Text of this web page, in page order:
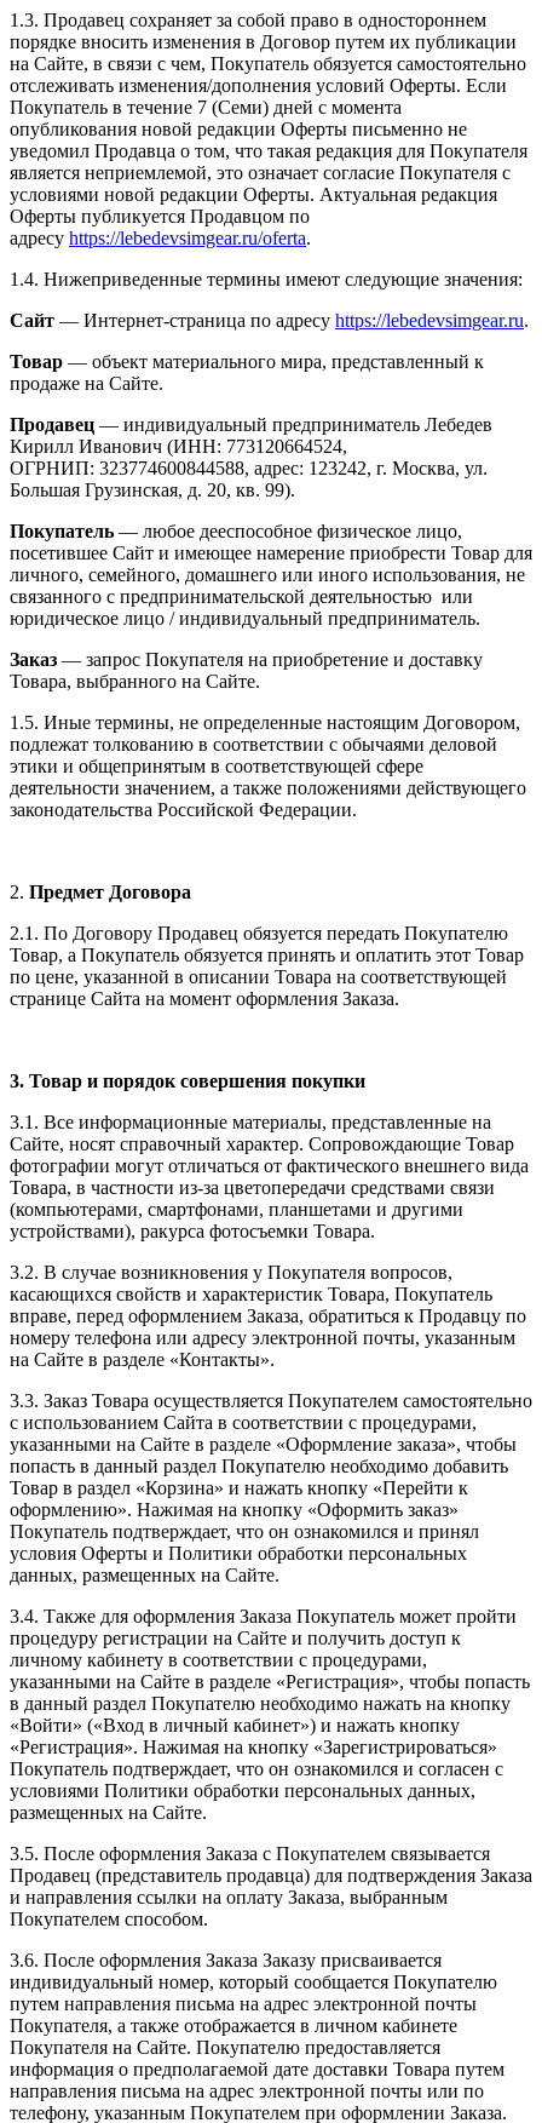
1.3. Продавец сохраняет за собой право в одностороннем
порядке вносить изменения в Договор путем их публикации
на Сайте, в связи с чем, Покупатель обязуется самостоятельно
отслеживать изменения/дополнения условий Оферты. Если
Покупатель в течение 7 (Семи) дней с момента
опубликования новой редакции Оферты письменно не
уведомил Продавца о том, что такая редакция для Покупателя
является неприемлемой, это означает согласие Покупателя с
условиями новой редакции Оферты. Актуальная редакция
Оферты публикуется Продавцом по
адресу https://lebedevsimgear.ru/oferta.
1.4. Нижеприведенные термины имеют следующие значения:
Сайт — Интернет-страница по адресу https://lebedevsimgear.ru.
Товар — объект материального мира, представленный к
продаже на Сайте.
Продавец — индивидуальный предприниматель Лебедев
Кирилл Иванович (ИНН: 773120664524,
ОГРНИП: 323774600844588, адрес: 123242, г. Москва, ул.
Большая Грузинская, д. 20, кв. 99).
Покупатель — любое дееспособное физическое лицо,
посетившее Сайт и имеющее намерение приобрести Товар для
личного, семейного, домашнего или иного использования, не
связанного с предпринимательской деятельностью или
юридическое лицо / индивидуальный предприниматель.
Заказ — запрос Покупателя на приобретение и доставку
Товара, выбранного на Сайте.
1.5. Иные термины, не определенные настоящим Договором,
подлежат толкованию в соответствии с обычаями деловой
этики и общепринятым в соответствующей сфере
деятельности значением, а также положениями действующего
законодательства Российской Федерации.
2. Предмет Договора
2.1. По Договору Продавец обязуется передать Покупателю
Товар, а Покупатель обязуется принять и оплатить этот Товар
по цене, указанной в описании Товара на соответствующей
странице Сайта на момент оформления Заказа.
3. Товар и порядок совершения покупки
3.1. Все информационные материалы, представленные на
Сайте, носят справочный характер. Сопровождающие Товар
фотографии могут отличаться от фактического внешнего вида
Товара, в частности из-за цветопередачи средствами связи
(компьютерами, смартфонами, планшетами и другими
устройствами), ракурса фотосъемки Товара.
3.2. В случае возникновения у Покупателя вопросов,
касающихся свойств и характеристик Товара, Покупатель
вправе, перед оформлением Заказа, обратиться к Продавцу по
номеру телефона или адресу электронной почты, указанным
на Сайте в разделе «Контакты».
3.3. Заказ Товара осуществляется Покупателем самостоятельно
с использованием Сайта в соответствии с процедурами,
указанными на Сайте в разделе «Оформление заказа», чтобы
попасть в данный раздел Покупателю необходимо добавить
Товар в раздел «Корзина» и нажать кнопку «Перейти к
оформлению». Нажимая на кнопку «Оформить заказ»
Покупатель подтверждает, что он ознакомился и принял
условия Оферты и Политики обработки персональных
данных, размещенных на Сайте.
3.4. Также для оформления Заказа Покупатель может пройти
процедуру регистрации на Сайте и получить доступ к
личному кабинету в соответствии с процедурами,
указанными на Сайте в разделе «Регистрация», чтобы попасть
в данный раздел Покупателю необходимо нажать на кнопку
«Войти» («Вход в личный кабинет») и нажать кнопку
«Регистрация». Нажимая на кнопку «Зарегистрироваться»
Покупатель подтверждает, что он ознакомился и согласен с
условиями Политики обработки персональных данных,
размещенных на Сайте.
3.5. После оформления Заказа с Покупателем связывается
Продавец (представитель продавца) для подтверждения Заказа
и направления ссылки на оплату Заказа, выбранным
Покупателем способом.
3.6. После оформления Заказа Заказу присваивается
индивидуальный номер, который сообщается Покупателю
путем направления письма на адрес электронной почты
Покупателя, а также отображается в личном кабинете
Покупателя на Сайте. Покупателю предоставляется
информация о предполагаемой дате доставки Товара путем
направления письма на адрес электронной почты или по
телефону, указанным Покупателем при оформлении Заказа.